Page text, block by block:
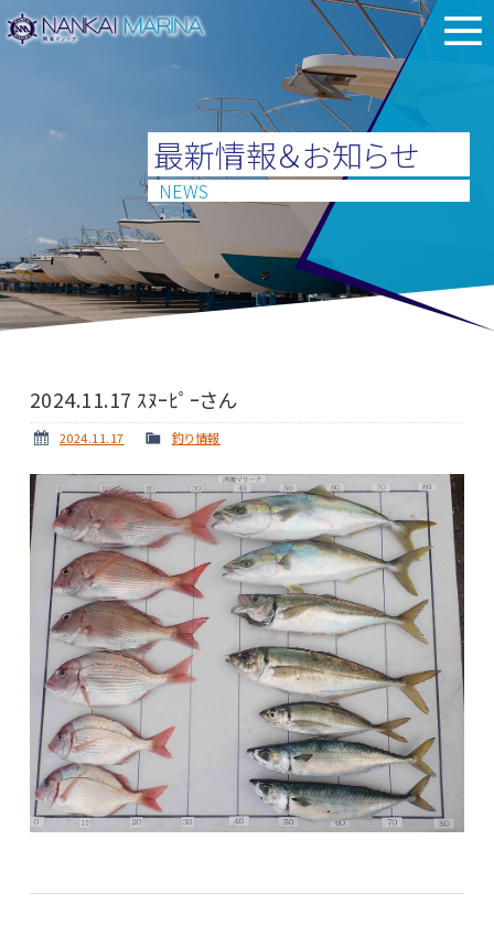
最新情報＆お知らせ
NEWS
2024.11.17 ｽﾇｰﾋﾟｰさん
2024.11.17 釣り情報